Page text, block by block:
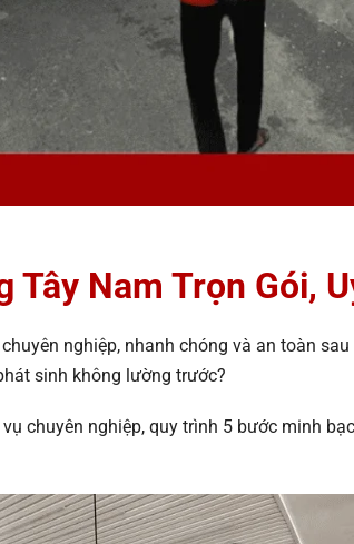
Tây Nam Trọn Gói,
chuyên nghiệp, nhanh chóng và an toàn
sinh không lường trước?
chuyên nghiệp, quy trình 5 bước minh